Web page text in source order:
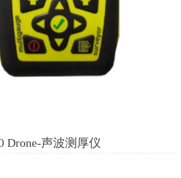
Drone-声波测厚仪